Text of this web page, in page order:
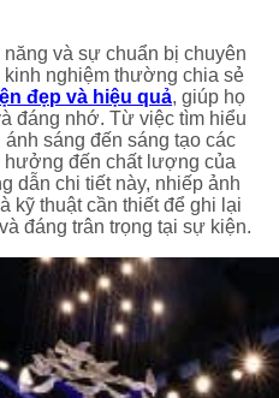
năng và sự chuẩn bị chuyên
nghiệm thường chia sẻ
đẹp và hiệu quả, giúp họ
đáng nhớ. Từ việc tìm hiểu
sáng đến sáng tạo các
hưởng đến chất lượng của
dẫn chi tiết này, nhiếp ảnh
kỹ thuật cần thiết để ghi lại
đáng trân trọng tại sự kiện.